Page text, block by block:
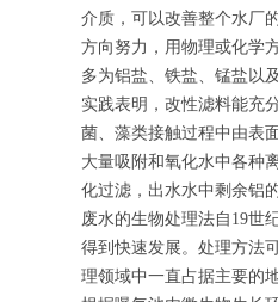
介质，可以改善整个水厂
方向努力，用物理或化学
多为铝盐、铁盐、锰盐以
实践表明，改性滤料能充
菌、藻类接触过程中由表
大量吸附和氧化水中各种
化过滤，出水水中剩余铝
废水的生物处理法自19世
得到快速发展。处理方法
理领域中一直占据主要的